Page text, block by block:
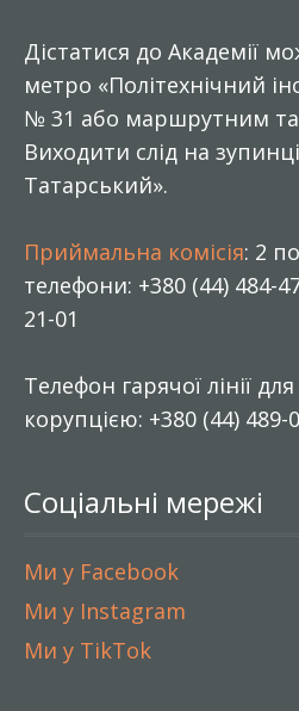
Дістатися до Академії
метро «Політехнічний
№ 31 або маршрутним
Виходити слід на
Татарський».
Приймальна комісія: 2
телефони: +380 (44) 484-
21-01
Телефон гарячої лінії
корупцією: +380 (44) 489-
Соціальні мережі
Ми у Facebook
Ми у Instagram
Ми у TikTok